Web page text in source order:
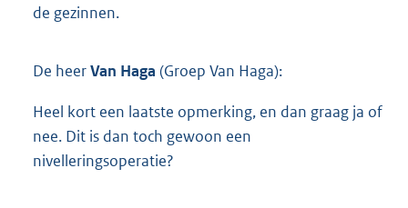
de gezinnen.
De heerVan Haga (Groep Van Haga):
Heel kort een laatste opmerking, en dan graag ja of
nee. Dit is dan toch gewoon een
nivelleringsoperatie?